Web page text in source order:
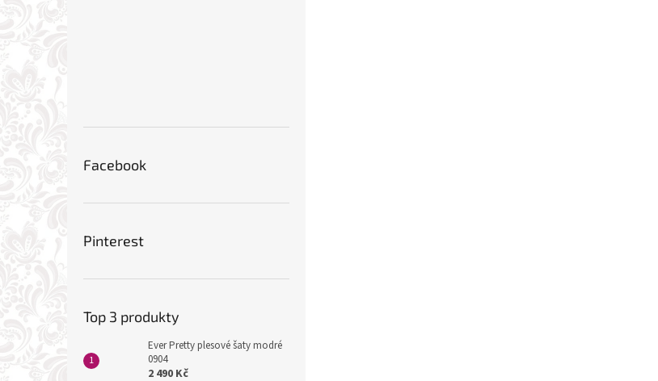
Facebook
Pinterest
Top 3 produkty
Ever Pretty plesové šaty modré
0904
2 490 Kč